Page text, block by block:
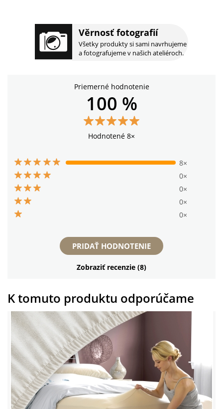
Věrnosť fotografií
Všetky produkty si sami navrhujeme
a fotografujeme v našich ateliéroch.
Priemerné hodnotenie
100 %
Hodnotené 8×
8×
0×
0×
0×
0×
PRIDAŤ HODNOTENIE
Zobraziť recenzie (8)
K tomuto produktu odporúčame